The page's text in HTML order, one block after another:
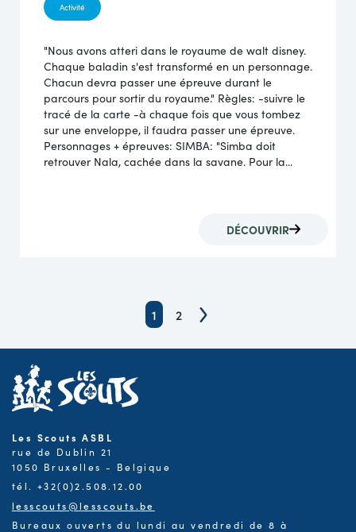
Activité
"Nous avons atteri dans le royaume de walt disney.
Chaque baladin s'est transformé en un personnage.
Chacun devra passer une épreuve durant le
parcours pour sortir du royaume." Règles: -suivre le
tracé de la carte -à chaque fois que vous tombez
sur une enveloppe, il faudra passer une épreuve.
Personnages + épreuves: SIMBA: "Simba doit
retrouver Nala, cachée dans la savane. Pour la...
DÉCOUVRIR
1 2
Les Scouts ASBL
rue de Dublin 21
1050 Bruxelles - Belgique
tél. +32(0)2.508.12.00
lesscouts@lesscouts.be
Bureaux ouverts du lundi au vendredi de 8 à